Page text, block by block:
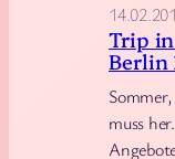
Trip
Berlin
muss